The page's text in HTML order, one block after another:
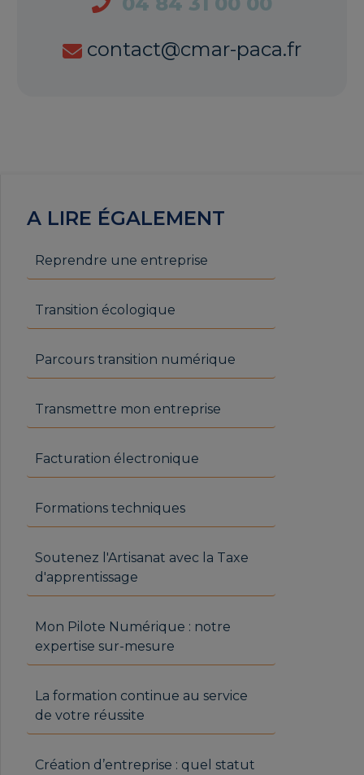
contact@cmar-paca.fr
A LIRE ÉGALEMENT
Reprendre une entreprise
Transition écologique
Parcours transition numérique
Transmettre mon entreprise
Facturation électronique
Formations techniques
Soutenez l'Artisanat avec la Taxe
d'apprentissage
Mon Pilote Numérique : notre
expertise sur-mesure
La formation continue au service
de votre réussite
Création d’entreprise : quel statut